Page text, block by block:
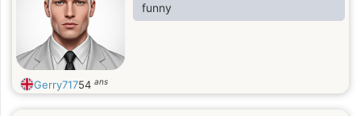
funny
Gerry71754 ans